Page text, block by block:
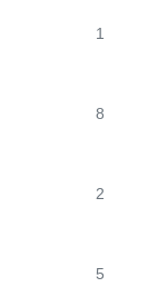
1
8
2
5